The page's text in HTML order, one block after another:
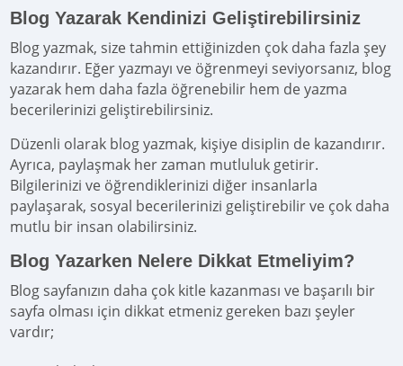
Blog Yazarak Kendinizi Geliştirebilirsiniz
Blog yazmak, size tahmin ettiğinizden çok daha fazla şey
kazandırır. Eğer yazmayı ve öğrenmeyi seviyorsanız, blog
yazarak hem daha fazla öğrenebilir hem de yazma
becerilerinizi geliştirebilirsiniz.
Düzenli olarak blog yazmak, kişiye disiplin de kazandırır.
Ayrıca, paylaşmak her zaman mutluluk getirir.
Bilgilerinizi ve öğrendiklerinizi diğer insanlarla
paylaşarak, sosyal becerilerinizi geliştirebilir ve çok daha
mutlu bir insan olabilirsiniz.
Blog Yazarken Nelere Dikkat Etmeliyim?
Blog sayfanızın daha çok kitle kazanması ve başarılı bir
sayfa olması için dikkat etmeniz gereken bazı şeyler
vardır;